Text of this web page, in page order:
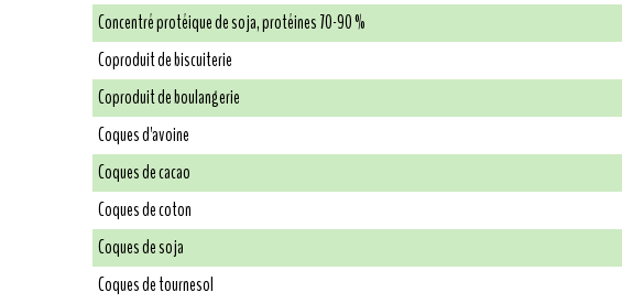
Concentré protéique de soja, protéines 70-90 %
Coproduit de biscuiterie
Coproduit de boulangerie
Coques d'avoine
Coques de cacao
Coques de coton
Coques de soja
Coques de tournesol